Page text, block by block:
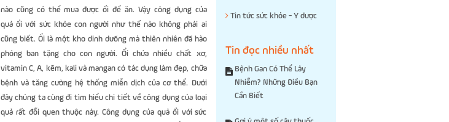
nào cũng có thể mua được ổi để ăn. Vậy công dụng của
quả ổi với sức khỏe con người như thế nào không phải ai
cũng biết. Ổi là một kho dinh dưõng mà thiên nhiên đã hào
phóng ban tặng cho con người. Ổi chứa nhiều chất xơ,
vitamin C, A, kẽm, kali và mangan có tác dụng làm đẹp, chữa
bệnh và tăng cường hệ thống miễn dịch của cơ thể. Dưới
đây chúng ta cùng đi tìm hiểu chi tiết về công dụng của loại
quả rất đỗi quen thuộc này. Công dụng của quả ổi với sức
Tin tức sức khỏe - Y dược
Tin đọc nhiều nhất
Bệnh Gan Có Thể Lây
Nhiễm? Những Điều Bạn
Cần Biết